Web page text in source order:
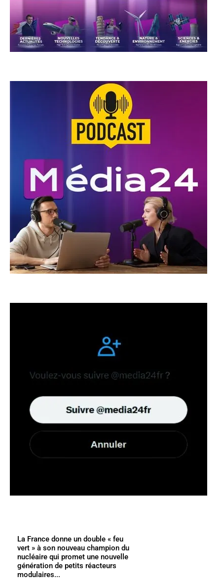
La France donne un double « feu
vert » à son nouveau champion du
nucléaire qui promet une nouvelle
génération de petits réacteurs
modulaires...